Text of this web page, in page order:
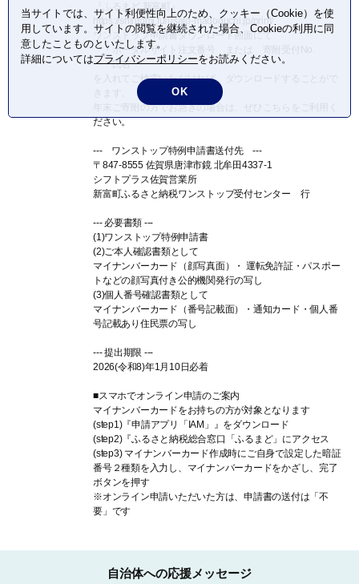
『ふるまど 新富町』
https://shintomi.furusato-madoguchi.jp/print/
ワンストップ申請書ダウンロード画面にて
・ポータルサイト注文番号 または 寄附受付No.
・氏名
を入れてご検索いただければ、ダウンロードすることがで
年末ご寄附の方でお急ぎの場合は、ぜひこちらをご利用く
ださい。
--- ワンストップ特例申請書送付先 ---
〒847-8555 佐賀県唐津市鏡 北牟田4337-1
シフトプラス佐賀営業所
新富町ふるさと納税ワンストップ受付センター 行
--- 必要書類 ---
(1)ワンストップ特例申請書
(2)ご本人確認書類として
マイナンバーカード（顔写真面）・ 運転免許証・パスポー
トなどの顔写真付き公的機関発行の写し
(3)個人番号確認書類として
マイナンバーカード（番号記載面）・通知カード・個人番
号記載あり住民票の写し
--- 提出期限 ---
2026(令和8)年1月10日必着
■スマホでオンライン申請のご案内
マイナンバーカードをお持ちの方が対象となります
(step1)『申請アプリ「IAM」』をダウンロード
(step2)『ふるさと納税総合窓口「ふるまど」にアクセス
(step3) マイナンバーカード作成時にご自身で設定した暗証
番号２種類を入力し、マイナンバーカードをかざし、完了
ボタンを押す
※オンライン申請いただいた方は、申請書の送付は「不
要」です
自治体への応援メッセージ
当サイトでは、サイト利便性向上のため、クッキー（Cookie）を使
用しています。サイトの閲覧を継続された場合、Cookieの利用に同
意したことものといたします。
詳細についてはプライバシーポリシーをお読みください。
OK